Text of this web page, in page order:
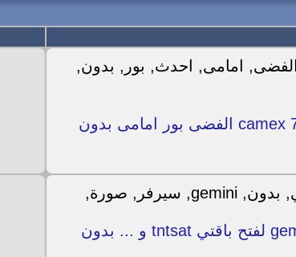
احدث ملف قنوات لرسيفر camex 780 i الفضى بور امامى بدون
اجمل dreambox صورة gemini 4.7 لفتح باقتي tntsat و ... بدون